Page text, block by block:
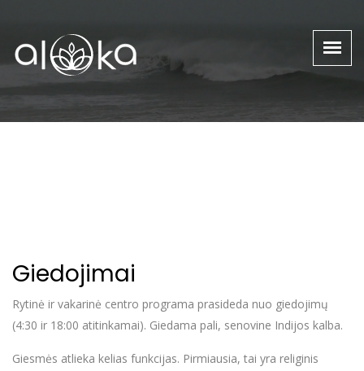
Giedojimai
Rytinė ir vakarinė centro programa prasideda nuo giedojimų
(4:30 ir 18:00 atitinkamai). Giedama pali, senovine Indijos kalba.
Giesmės atlieka kelias funkcijas. Pirmiausia, tai yra religinis